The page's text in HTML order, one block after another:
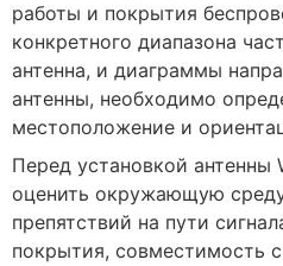
работы и покрытия
конкретного диапазона
антенна, и диаграммы
антенны, необходимо
местоположение и
Перед установкой антенны
оценить окружающую
препятствий на пути
покрытия, совместимость